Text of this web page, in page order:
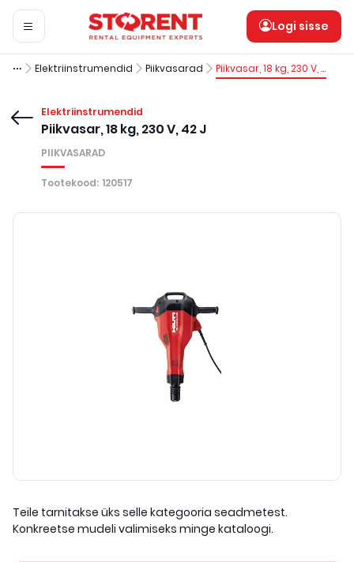
Logi sisse
Elektriinstrumendid Piikvasarad Piikvasar, 18 kg, 230 V, 42 J
Elektriinstrumendid
Piikvasar, 18 kg, 230 V, 42 J
PIIKVASARAD
Tootekood: 120517
Teile tarnitakse üks selle kategooria seadmetest.
Konkreetse mudeli valimiseks minge kataloogi.